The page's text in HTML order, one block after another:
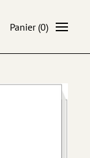
Panier (0)